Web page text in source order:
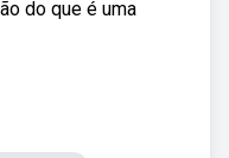
do que é uma